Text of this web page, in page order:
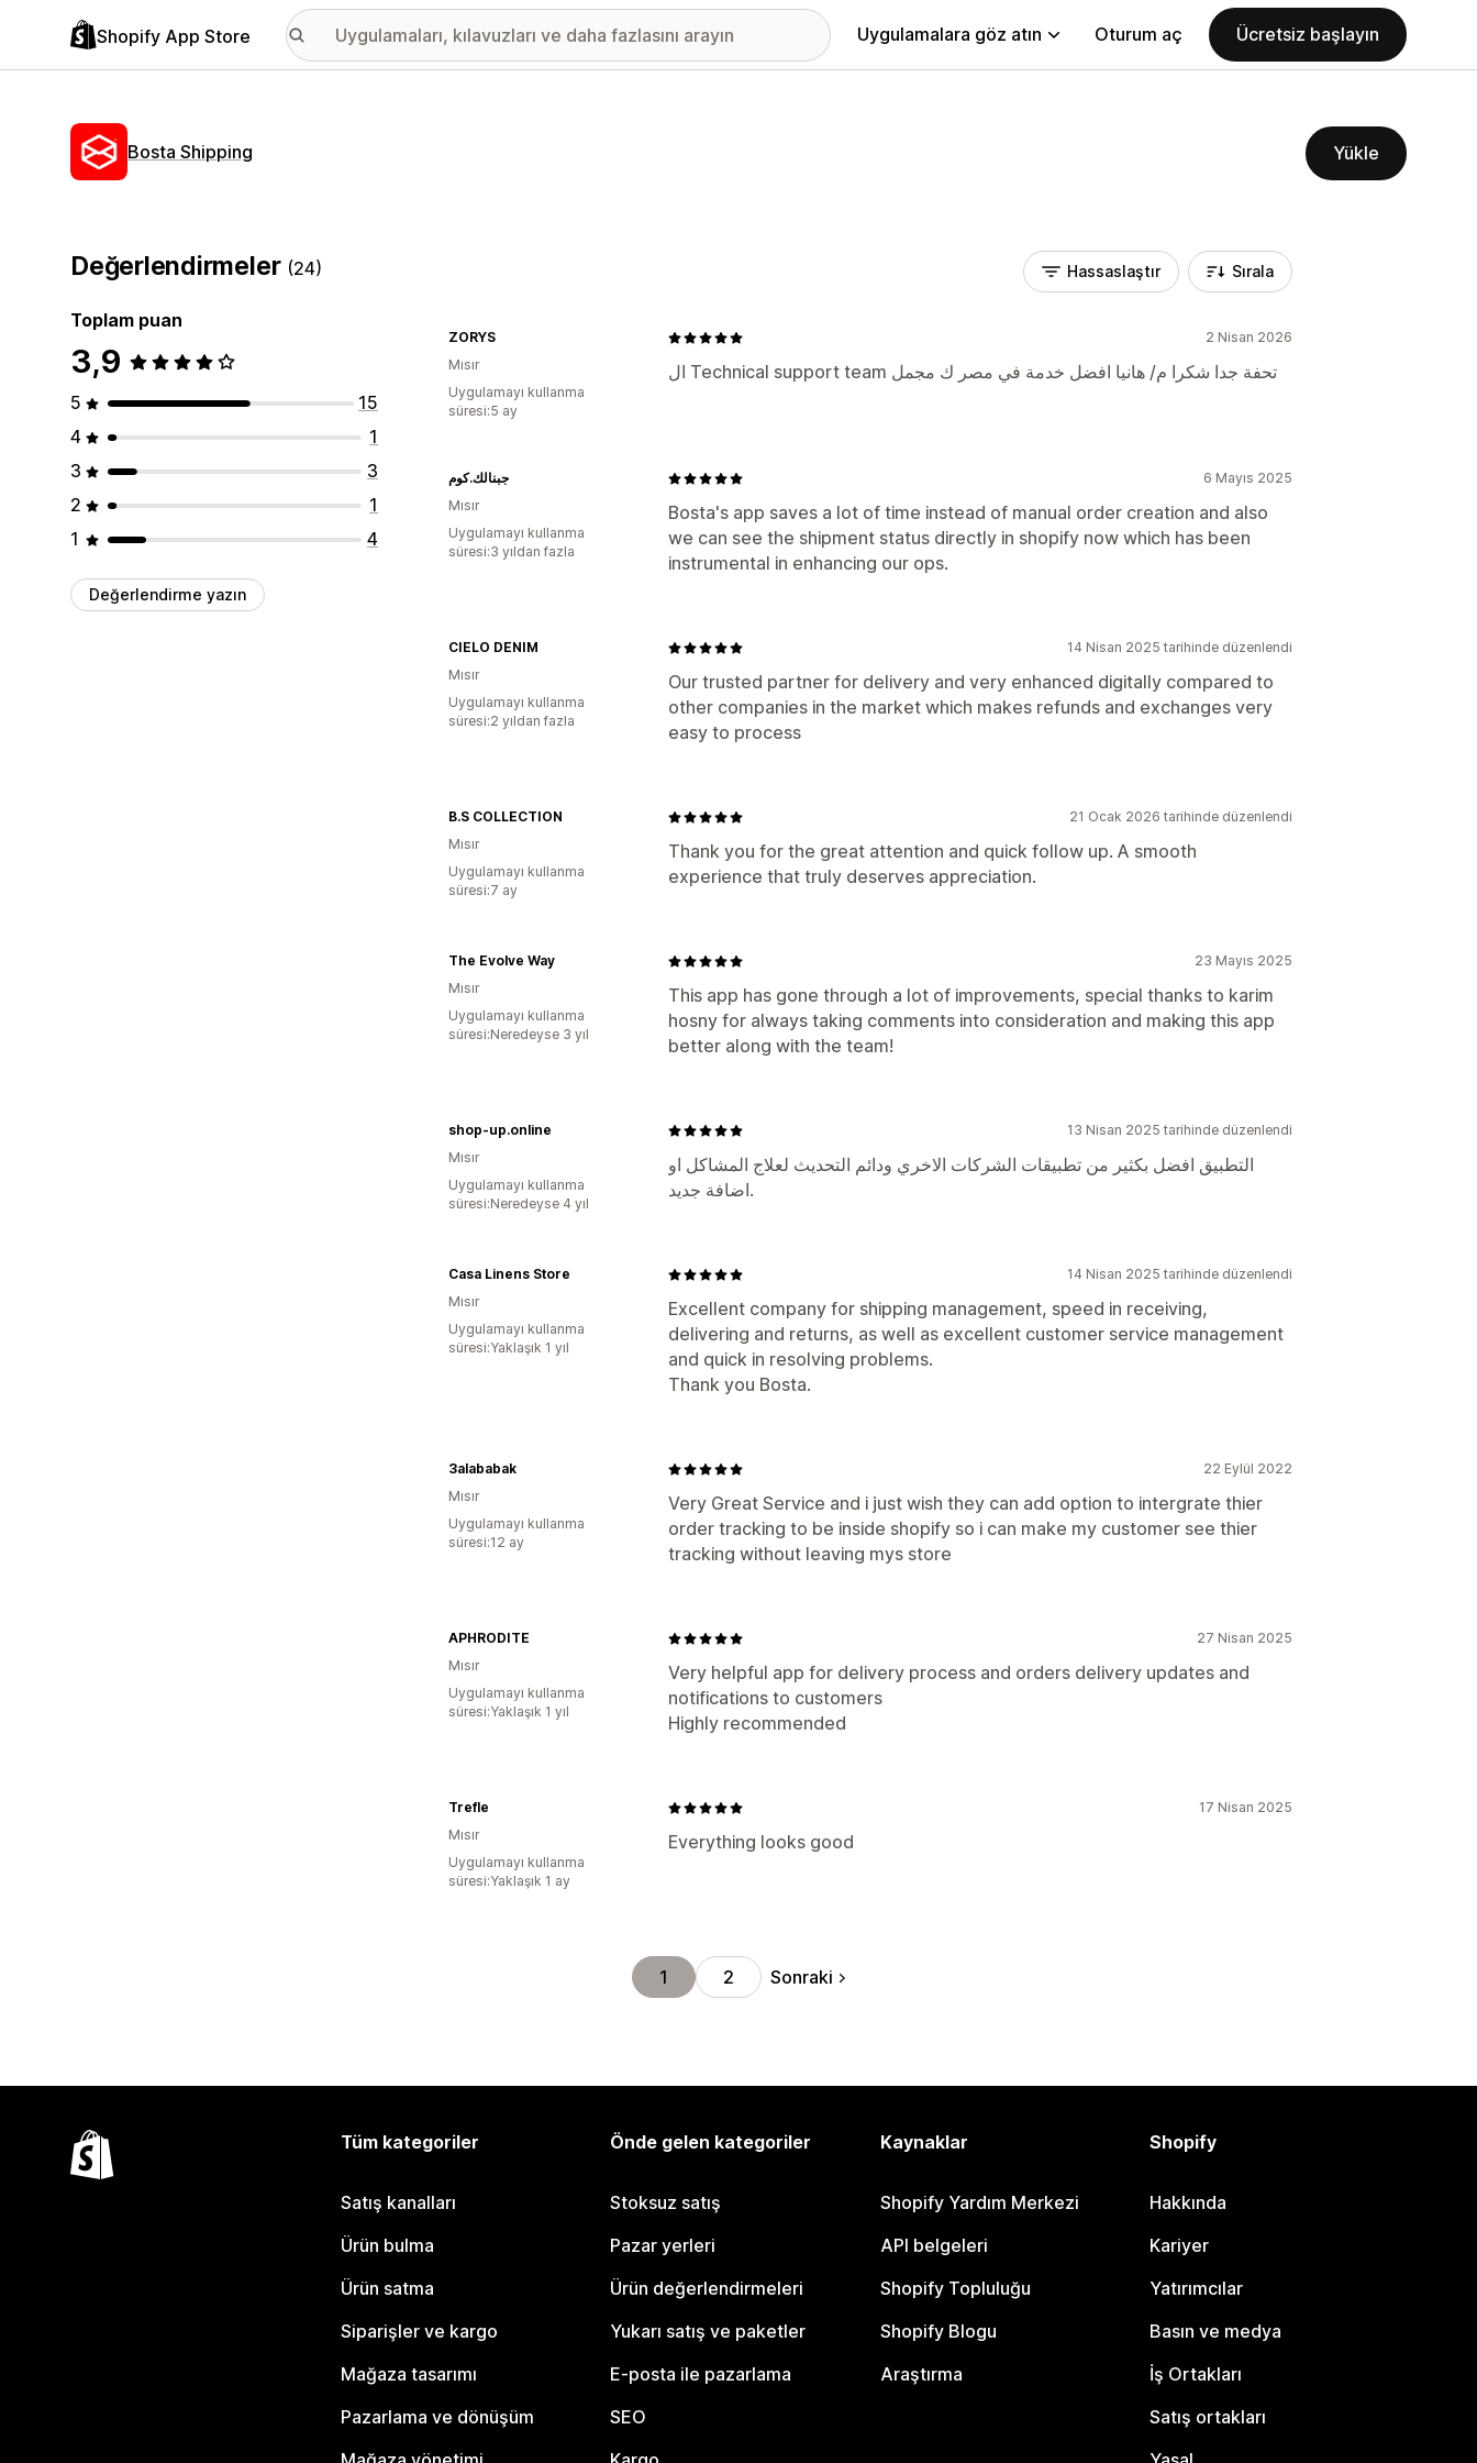
Shopify App Store Uygulamalara göz atın Oturum aç Ücretsiz başlayın
Bosta Shipping Yükle
Değerlendirmeler (24)
Toplam puan
3,9
5
15
4
1
3
3
2
1
1
4
Değerlendirme yazın
Hassaslaştır Sırala
2 Nisan 2026
ال Technical support team تحفة جدا شكرا م/ هانيا افضل خدمة في مصر ك مجمل
ZORYS
Mısır
Uygulamayı kullanma
süresi:5 ay
6 Mayıs 2025
Bosta's app saves a lot of time instead of manual order creation and also
we can see the shipment status directly in shopify now which has been
instrumental in enhancing our ops.
جبنالك.كوم
Mısır
Uygulamayı kullanma
süresi:3 yıldan fazla
14 Nisan 2025 tarihinde düzenlendi
Our trusted partner for delivery and very enhanced digitally compared to
other companies in the market which makes refunds and exchanges very
easy to process
CIELO DENIM
Mısır
Uygulamayı kullanma
süresi:2 yıldan fazla
21 Ocak 2026 tarihinde düzenlendi
Thank you for the great attention and quick follow up. A smooth
experience that truly deserves appreciation.
B.S COLLECTION
Mısır
Uygulamayı kullanma
süresi:7 ay
23 Mayıs 2025
This app has gone through a lot of improvements, special thanks to karim
hosny for always taking comments into consideration and making this app
better along with the team!
The Evolve Way
Mısır
Uygulamayı kullanma
süresi:Neredeyse 3 yıl
13 Nisan 2025 tarihinde düzenlendi
التطبيق افضل بكثير من تطبيقات الشركات الاخري ودائم التحديث لعلاج المشاكل او
اضافة جديد.
shop-up.online
Mısır
Uygulamayı kullanma
süresi:Neredeyse 4 yıl
14 Nisan 2025 tarihinde düzenlendi
Excellent company for shipping management, speed in receiving,
delivering and returns, as well as excellent customer service management
and quick in resolving problems.
Thank you Bosta.
Casa Linens Store
Mısır
Uygulamayı kullanma
süresi:Yaklaşık 1 yıl
22 Eylül 2022
Very Great Service and i just wish they can add option to intergrate thier
order tracking to be inside shopify so i can make my customer see thier
tracking without leaving mys store
3alababak
Mısır
Uygulamayı kullanma
süresi:12 ay
27 Nisan 2025
Very helpful app for delivery process and orders delivery updates and
notifications to customers
Highly recommended
APHRODITE
Mısır
Uygulamayı kullanma
süresi:Yaklaşık 1 yıl
17 Nisan 2025
Everything looks good
Trefle
Mısır
Uygulamayı kullanma
süresi:Yaklaşık 1 ay
1 2 Sonraki
Tüm kategoriler
Satış kanalları
Ürün bulma
Ürün satma
Siparişler ve kargo
Mağaza tasarımı
Pazarlama ve dönüşüm
Önde gelen kategoriler
Stoksuz satış
Pazar yerleri
Ürün değerlendirmeleri
Yukarı satış ve paketler
E-posta ile pazarlama
SEO
Kaynaklar
Shopify Yardım Merkezi
API belgeleri
Shopify Topluluğu
Shopify Blogu
Araştırma
Shopify
Hakkında
Kariyer
Yatırımcılar
Basın ve medya
İş Ortakları
Satış ortakları